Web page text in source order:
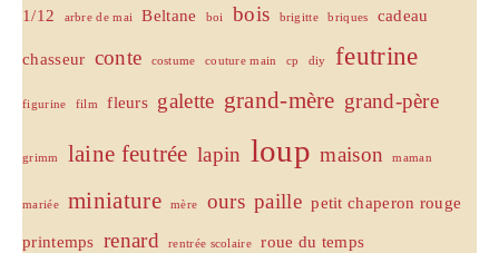
1/12 arbre de mai Beltane boi bois brigitte briques cadeau
chasseur conte costume couture main cp diy feutrine
figurine film fleurs galette grand-mère grand-père
grimm laine feutrée lapin loup maison maman
mariée miniature mère ours paille petit chaperon rouge
printemps renard rentrée scolaire roue du temps